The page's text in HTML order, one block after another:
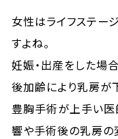
女性はライフステー
すよね。
妊娠・出産をした場
後加齢により乳房が
豊胸手術が上手い医
響や手術後の乳房の